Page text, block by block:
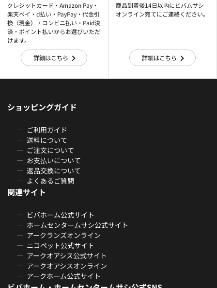
クレジットカード・Amazon Pay・
楽天ぺイ・d払い・PayPay・代金引
換（現金）・コンビニ払い・Paid決
済・ポイント払いからお選びいただ
けます。
詳細はこちら
商品到着後14日以内にビバムサシ
オンライン宛てにご連絡ください。
詳細はこちら
ショッピングガイド
ご利用ガイド
送料について
ご注文について
お支払いについて
返品交換について
よくあるご質問
関連サイト
ビバホーム公式サイト
ホームセンタームサシ公式サイト
アークランズオンライン
ニコペット公式サイト
アークオアシス公式サイト
アークオアシスオンライン
アークホーム公式サイト